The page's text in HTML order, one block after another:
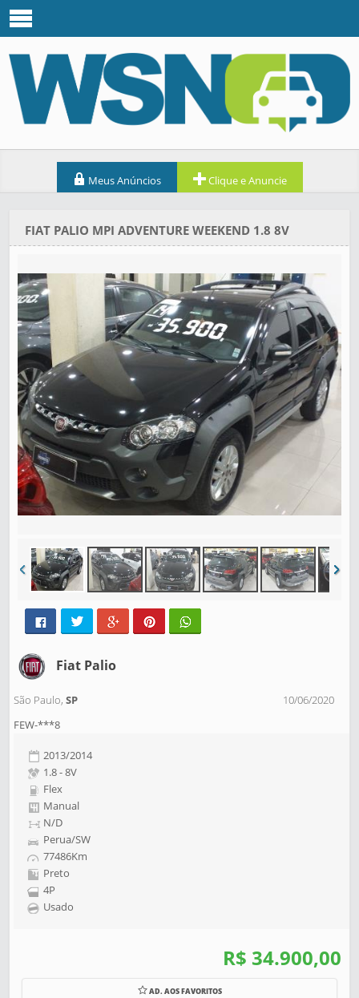
Meus Anúncios Clique e Anuncie
FIAT PALIO MPI ADVENTURE WEEKEND 1.8 8V
Fiat Palio
São Paulo,SP
10/06/2020
FEW-***8
2013/2014
1.8 - 8V
Flex
Manual
N/D
Perua/SW
77486Km
Preto
4P
Usado
R$ 34.900,00
AD. AOS FAVORITOS